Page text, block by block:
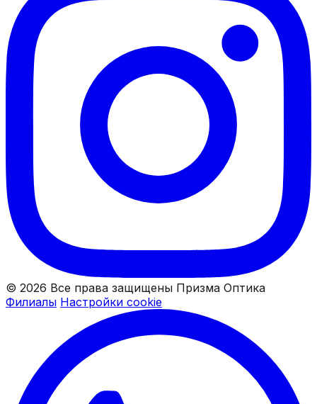
© 2026 Все права защищены Призма Оптика
Филиалы Настройки cookie